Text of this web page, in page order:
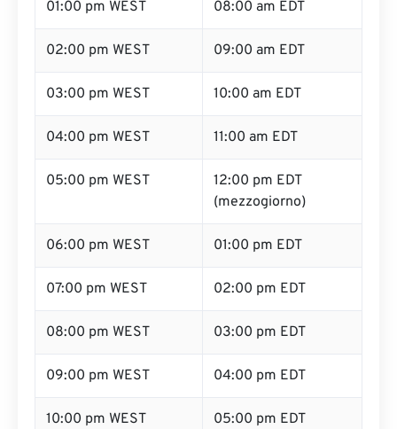
01:00 pm WEST 08:00 am EDT
02:00 pm WEST 09:00 am EDT
03:00 pm WEST 10:00 am EDT
04:00 pm WEST 11:00 am EDT
05:00 pm WEST
12:00 pm EDT
(mezzogiorno)
06:00 pm WEST 01:00 pm EDT
07:00 pm WEST 02:00 pm EDT
08:00 pm WEST 03:00 pm EDT
09:00 pm WEST 04:00 pm EDT
10:00 pm WEST 05:00 pm EDT